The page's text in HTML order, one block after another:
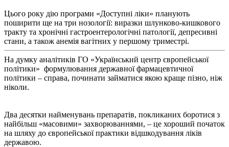
Цього року дію програми «Доступні ліки» планують
поширити ще на три нозології: виразки шлунково-кишкового
тракту та хронічні гастроентерологічні патології, депресивні
стани, а також анемія вагітних у першому триместрі.
На думку аналітиків ГО «Український центр європейської
політики» формулювання державної фармацевтичної
політики – справа, починати займатися якою краще пізно, ніж
ніколи.
Два десятки найменувань препаратів, покликаних боротися з
найбільш «масовими» захворюваннями, – це хороший початок
на шляху до європейської практики відшкодування ліків
державою.